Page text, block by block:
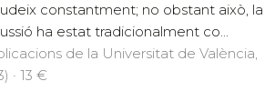
constantment; no obstant això, la
ha estat tradicionalment co...
de la Universitat de València,
· 13 €